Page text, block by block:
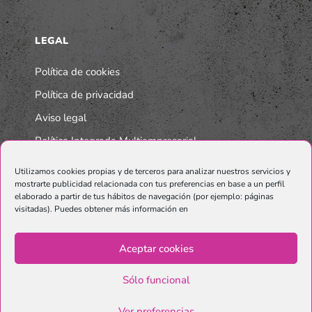
Utilizamos cookies propias y de terceros para analizar nuestros servicios y
mostrarte publicidad relacionada con tus preferencias en base a un perfil
elaborado a partir de tus hábitos de navegación (por ejemplo: páginas
visitadas). Puedes obtener más información en
Aceptar cookies
Sólo funcional
LEGAL
Política de cookies
Política de privacidad
Aviso legal
Política Integrada Multiempresarial